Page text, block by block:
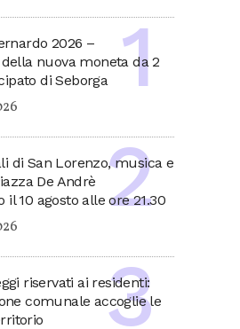
2026 –
nuova moneta da 2
di Seborga
di San Lorenzo, musica e
De Andrè
10 agosto alle ore 21.30
riservati ai residenti:
comunale accoglie le